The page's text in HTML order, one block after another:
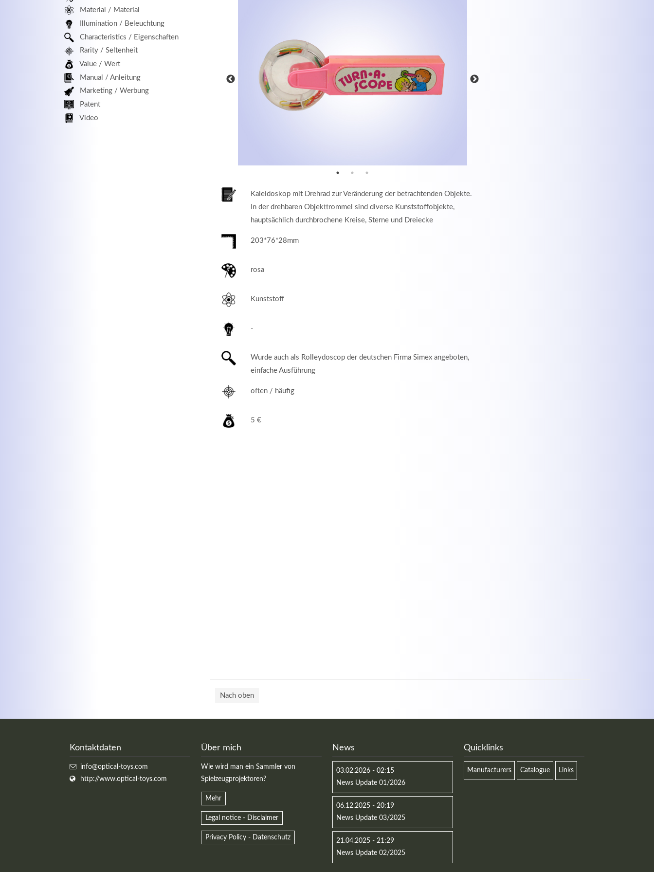
Kaleidoskop mit Drehrad zur Veränderung der betrachtenden Objekte.
In der drehbaren Objekttrommel sind diverse Kunststoffobjekte,
hauptsächlich durchbrochene Kreise, Sterne und Dreiecke
203*76*28mm
rosa
Kunststoff
-
Wurde auch als Rolleydoscop der deutschen Firma Simex angeboten,
einfache Ausführung
often / häufig
5 €
Nach oben
Material / Material
Illumination / Beleuchtung
Characteristics / Eigenschaften
Rarity / Seltenheit
Value / Wert
Manual / Anleitung
Marketing / Werbung
Patent
Video
Kontaktdaten
info@optical-toys.com
http://www.optical-toys.com
Über mich
Wie wird man ein Sammler von
Spielzeugprojektoren?
Mehr
Legal notice - Disclaimer
Privacy Policy - Datenschutz
News
03.02.2026 - 02:15
News Update 01/2026
06.12.2025 - 20:19
News Update 03/2025
21.04.2025 - 21:29
News Update 02/2025
Quicklinks
Manufacturers Catalogue Links
MEHR INFOS
Kontaktdaten